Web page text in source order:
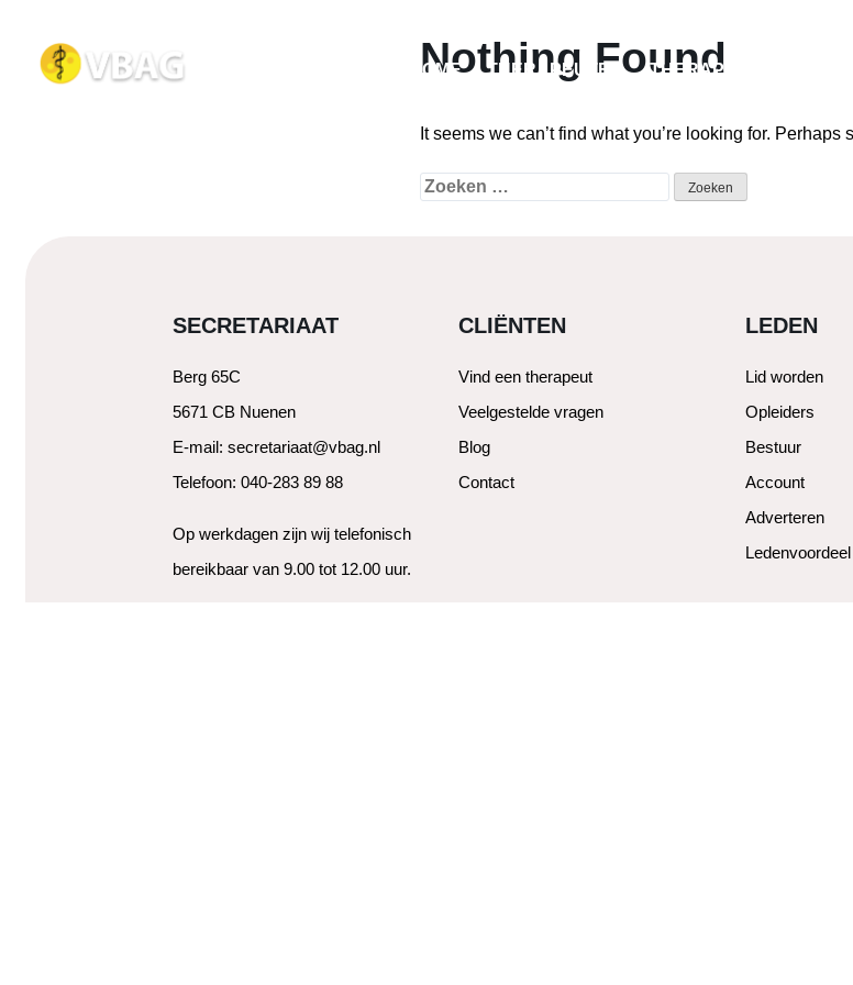
HOME THERAPEUTEN THERAPIEVORMEN
Nothing Found
It seems we can’t find what you’re looking for. Perhaps
Zoeken
SECRETARIAAT
Berg 65C
5671 CB Nuenen
E-mail: secretariaat@vbag.nl
Telefoon: 040-283 89 88
Op werkdagen zijn wij telefonisch
bereikbaar van 9.00 tot 12.00 uur.
CLIËNTEN
Vind een therapeut
Veelgestelde vragen
Blog
Contact
LEDEN
Lid worden
Opleiders
Bestuur
Account
Adverteren
Ledenvoordeel